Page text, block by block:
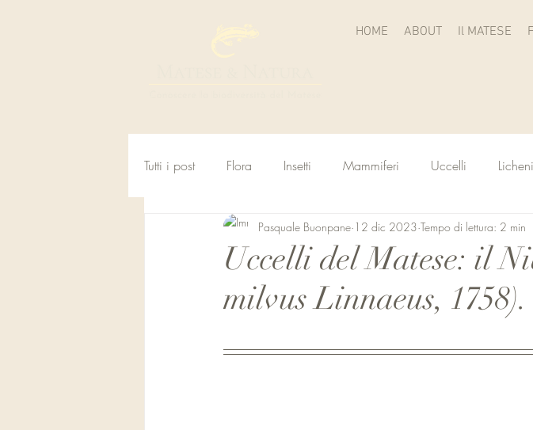
HOME ABOUT Il MATESE
Tutti i post Flora Insetti Mammiferi Uccelli Licheni
Uccelli del Matese: il
milvus Linnaeus, 1758).
Pasquale Buonpane 12 dic 2023 Tempo di lettura: 2 min